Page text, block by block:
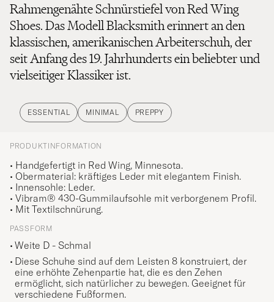
Rahmengenähte Schnürstiefel von Red Wing
Shoes. Das Modell Blacksmith erinnert an den
klassischen, amerikanischen Arbeiterschuh, der
seit Anfang des 19. Jahrhunderts ein beliebter und
vielseitiger Klassiker ist.
ESSENTIAL MINIMAL PREPPY
PRODUKTINFORMATION
• Handgefertigt in Red Wing, Minnesota.
• Obermaterial: kräftiges Leder mit elegantem Finish.
• Innensohle: Leder.
• Vibram® 430-Gummilaufsohle mit verborgenem Profil.
• Mit Textilschnürung.
PASSFORM
Weite D - Schmal
Diese Schuhe sind auf dem Leisten 8 konstruiert, der
eine erhöhte Zehenpartie hat, die es den Zehen
ermöglicht, sich natürlicher zu bewegen. Geeignet für
verschiedene Fußformen.